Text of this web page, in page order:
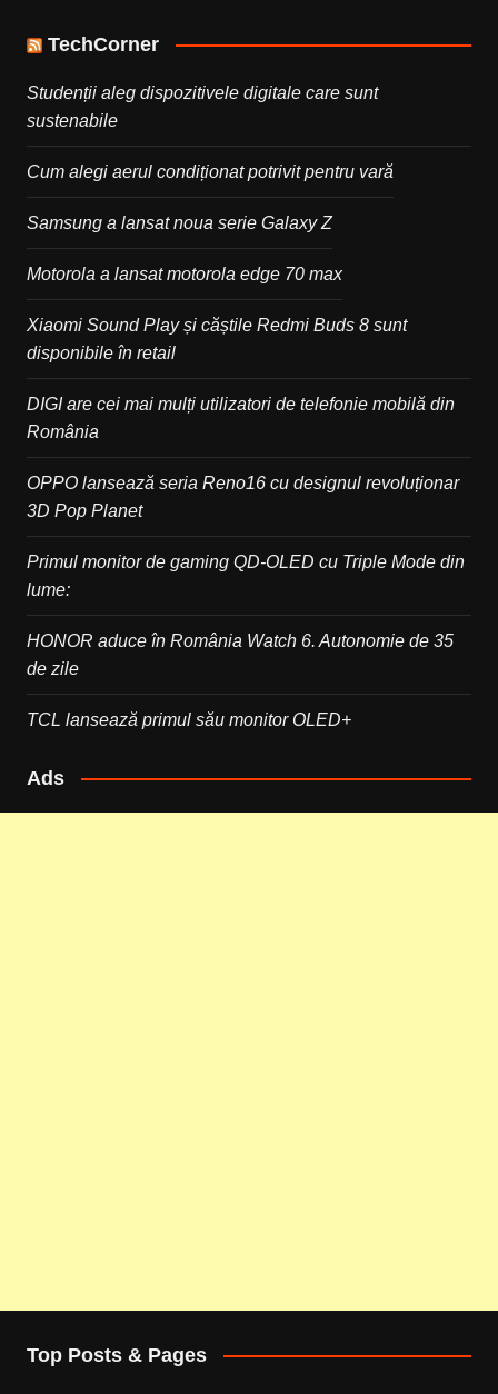
TechCorner
Studenții aleg dispozitivele digitale care sunt
sustenabile
Cum alegi aerul condiționat potrivit pentru vară
Samsung a lansat noua serie Galaxy Z
Motorola a lansat motorola edge 70 max
Xiaomi Sound Play și căștile Redmi Buds 8 sunt
disponibile în retail
DIGI are cei mai mulți utilizatori de telefonie mobilă din
România
OPPO lansează seria Reno16 cu designul revoluționar
3D Pop Planet
Primul monitor de gaming QD-OLED cu Triple Mode din
lume:
HONOR aduce în România Watch 6. Autonomie de 35
de zile
TCL lansează primul său monitor OLED+
Ads
Top Posts & Pages